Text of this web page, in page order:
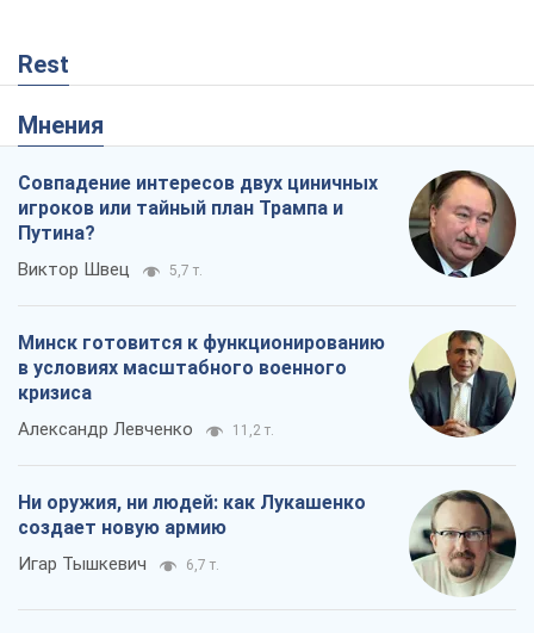
Rest
Мнения
Совпадение интересов двух циничных
игроков или тайный план Трампа и
Путина?
Виктор Швец 5,7 т.
Минск готовится к функционированию
в условиях масштабного военного
кризиса
Александр Левченко 11,2 т.
Ни оружия, ни людей: как Лукашенко
создает новую армию
Игар Тышкевич 6,7 т.